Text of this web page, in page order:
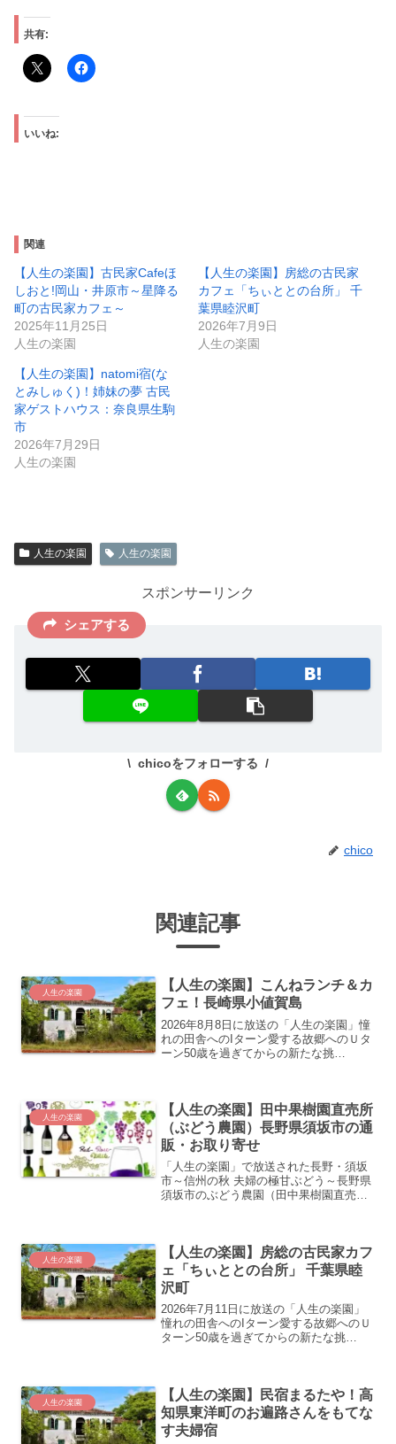
共有:
いいね:
関連
【人生の楽園】古民家Cafeほ
しおと!岡山・井原市～星降る
町の古民家カフェ～
2025年11月25日
人生の楽園
【人生の楽園】房総の古民家
カフェ「ちぃととの台所」 千
葉県睦沢町
2026年7月9日
人生の楽園
【人生の楽園】natomi宿(な
とみしゅく)！姉妹の夢 古民
家ゲストハウス：奈良県生駒
市
2026年7月29日
人生の楽園
人生の楽園 人生の楽園
スポンサーリンク
シェアする
chicoをフォローする
chico
関連記事
人生の楽園
【人生の楽園】こんねランチ＆カ
フェ！長崎県小値賀島
2026年8月8日に放送の「人生の楽園」憧
れの田舎へのIターン愛する故郷へのＵタ
ーン50歳を過ぎてからの新たな挑
べ物などと共に紹介...
人生の楽園
【人生の楽園】田中果樹園直売所
（ぶどう農園）長野県須坂市の通
販・お取り寄せ
「人生の楽園」で放送された長野・須坂
市～信州の秋 夫婦の極甘ぶどう～長野県
須坂市のぶどう農園（田中果樹園直売
人生の楽園
【人生の楽園】房総の古民家カフ
ェ「ちぃととの台所」 千葉県睦
沢町
2026年7月11日に放送の「人生の楽園」
憧れの田舎へのIターン愛する故郷へのＵ
ターン50歳を過ぎてからの新たな挑
べ物などと共に紹...
人生の楽園
【人生の楽園】民宿まるたや！高
知県東洋町のお遍路さんをもてな
す夫婦宿